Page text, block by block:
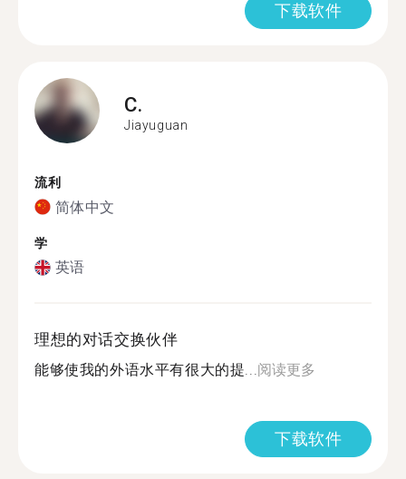
下载软件
C.
Jiayuguan
流利
简体中文
学
英语
理想的对话交换伙伴
能够使我的外语水平有很大的提...阅读更多
下载软件